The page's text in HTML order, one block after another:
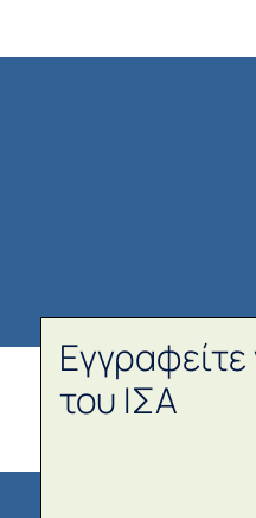
του ΙΣΑ